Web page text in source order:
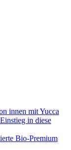
innen mit Yucca
in diese
Bio-Premium